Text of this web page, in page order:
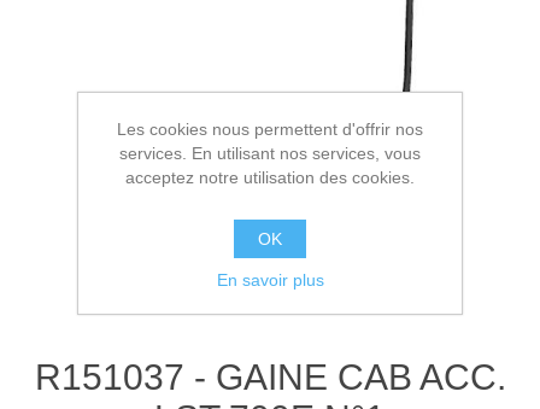
R151037 - GAINE CAB ACC.
Les cookies nous permettent d'offrir nos
services. En utilisant nos services, vous
acceptez notre utilisation des cookies.
OK
En savoir plus